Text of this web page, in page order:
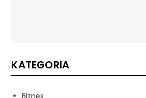
KATEGORIA
Biznes